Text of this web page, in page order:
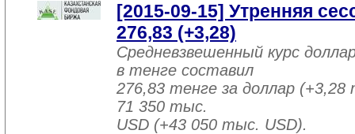
[2015-09-15] Утренняя
276,83 (+3,28)
Средневзвешенный курс
в тенге составил
276,83 тенге за доллар
71 350 тыс.
USD (+43 050 тыс. USD).